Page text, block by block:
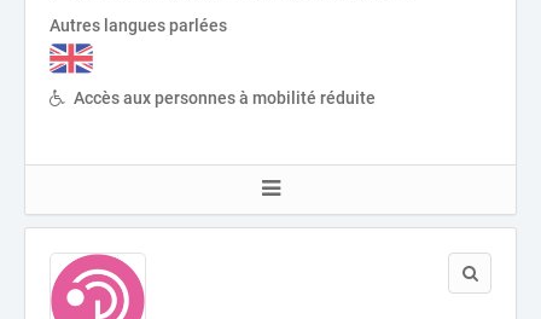
Autres langues parlées
Accès aux personnes à mobilité réduite